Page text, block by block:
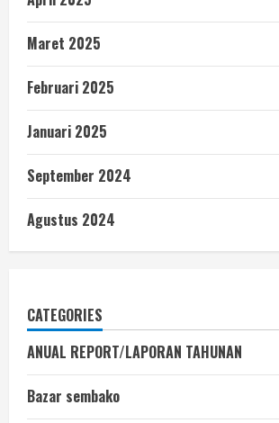
Maret 2025
Februari 2025
Januari 2025
September 2024
Agustus 2024
CATEGORIES
ANUAL REPORT/LAPORAN TAHUNAN
Bazar sembako